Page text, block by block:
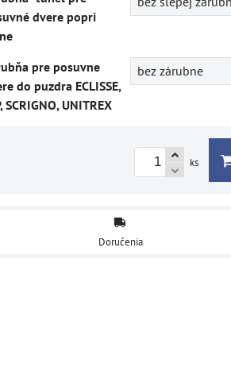
dvere popri
pre posuvne
do puzdra ECLISSE,
SCRIGNO, UNITREX
bez zárubne
ks
Doručenia